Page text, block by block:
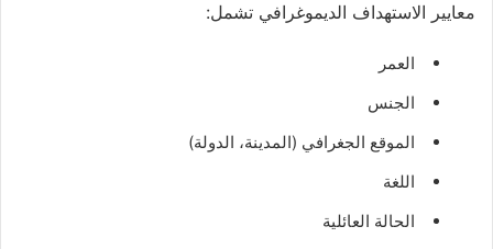
معايير الاستهداف الديموغرافي تشمل:
العمر
الجنس
الموقع الجغرافي (المدينة، الدولة)
اللغة
الحالة العائلية